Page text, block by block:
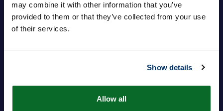
may combine it with other information that you’ve
provided to them or that they’ve collected from your use
of their services.
Show details
Allow all
Senha
Esqueceu sua senha?
Login